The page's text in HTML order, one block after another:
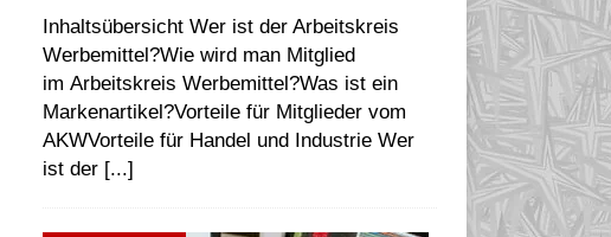
Inhaltsübersicht Wer ist der Arbeitskreis
Werbemittel?Wie wird man Mitglied
im Arbeitskreis Werbemittel?Was ist ein
Markenartikel?Vorteile für Mitglieder vom
AKWVorteile für Handel und Industrie Wer
ist der [...]